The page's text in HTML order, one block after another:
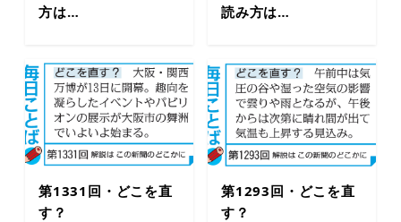
方は…
読み方は…
第1331回・どこを直
す？
第1293回・どこを直
す？